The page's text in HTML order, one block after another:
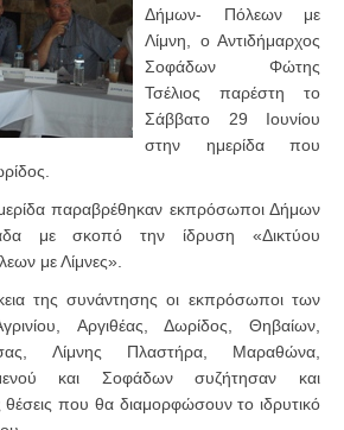
Δήμων- Πόλεων με
Λίμνη, ο Αντιδήμαρχος
Σοφάδων Φώτης
Τσέλιος παρέστη το
Σάββατο 29 Ιουνίου
στην ημερίδα που
παραβρέθηκαν εκπρόσωποι Δήμων
με σκοπό την ίδρυση «Δικτύου
με Λίμνες».
της συνάντησης οι εκπρόσωποι των
Αργιθέας, Δωρίδος, Θηβαίων,
Λίμνης Πλαστήρα, Μαραθώνα,
και Σοφάδων συζήτησαν και
θέσεις που θα διαμορφώσουν το ιδρυτικό